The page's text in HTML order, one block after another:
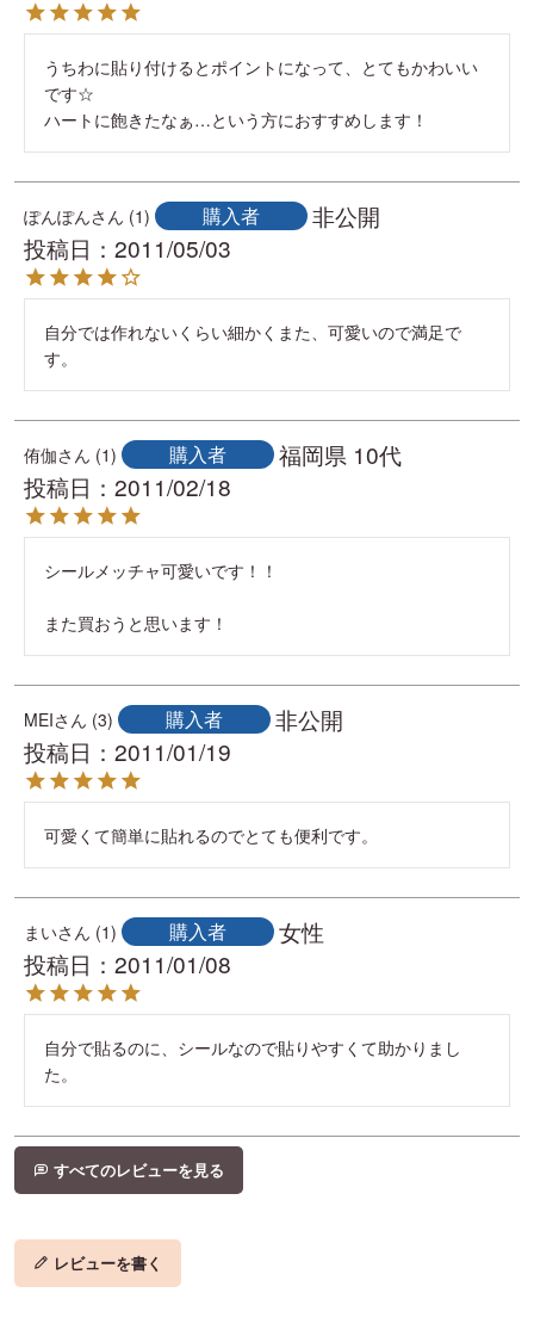
うちわに貼り付けるとポイントになって、とてもかわいい
です☆
ハートに飽きたなぁ…という方におすすめします！
ぽんぽん 1 購入者
非公開
投稿日
2011/05/03
自分では作れないくらい細かくまた、可愛いので満足で
す。
侑伽 1 購入者 福岡県 10代
投稿日
2011/02/18
シールメッチャ可愛いです！！
また買おうと思います！
MEI 3 購入者
非公開
投稿日
2011/01/19
可愛くて簡単に貼れるのでとても便利です。
まい 1 購入者
女性
投稿日
2011/01/08
自分で貼るのに、シールなので貼りやすくて助かりまし
た。
すべてのレビューを見る
レビューを書く